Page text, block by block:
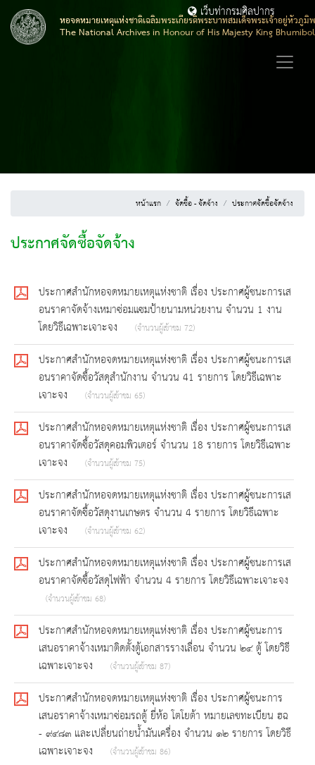
หอจดหมายเหตุแห่งชาติเฉลิมพระเกียรติพระบาทสมเด็จพระเจ้าอยู่หัวภูมิ
The National Archives in Honour of His Majesty King
เว็บท่ากรมศิลปากร
หน้าแรก จัดซื้อ - จัดจ้าง ประกาศจัดซื้อจัดจ้าง
ประกาศจัดซื้อจัดจ้าง
ประกาศสำนักหอจดหมายเหตุแห่งชาติ เรื่อง ประกาศผู้ชนะการเส
อนราคาจัดจ้างเหมาซ่อมแซมป้ายนามหน่วยงาน จำนวน 1 งาน
โดยวิธีเฉพาะเจาะจง
(จำนวนผู้เข้าชม 72)
ประกาศสำนักหอจดหมายเหตุแห่งชาติ เรื่อง ประกาศผู้ชนะการเส
อนราคาจัดซื้อวัสดุสำนักงาน จำนวน 41 รายการ โดยวิธีเฉพาะ
เจาะจง
(จำนวนผู้เข้าชม 65)
ประกาศสำนักหอจดหมายเหตุแห่งชาติ เรื่อง ประกาศผู้ชนะการเส
อนราคาจัดซื้อวัสดุคอมพิวเตอร์ จำนวน 18 รายการ โดยวิธีเฉพาะ
เจาะจง
(จำนวนผู้เข้าชม 75)
ประกาศสำนักหอจดหมายเหตุแห่งชาติ เรื่อง ประกาศผู้ชนะการเส
อนราคาจัดซื้อวัสดุงานเกษตร จำนวน 4 รายการ โดยวิธีเฉพาะ
เจาะจง
(จำนวนผู้เข้าชม 62)
ประกาศสำนักหอจดหมายเหตุแห่งชาติ เรื่อง ประกาศผู้ชนะการเส
อนราคาจัดซื้อวัสดุไฟฟ้า จำนวน 4 รายการ โดยวิธีเฉพาะเจาะจง
(จำนวนผู้เข้าชม 68)
ประกาศสำนักหอจดหมายเหตุแห่งชาติ เรื่อง ประกาศผู้ชนะการ
เสนอราคาจ้างเหมาติดตั้งตู้เอกสารรางเลื่อน จำนวน ๒๔ ตู้ โดยวิธี
เฉพาะเจาะจง
(จำนวนผู้เข้าชม 87)
ประกาศสำนักหอจดหมายเหตุแห่งชาติ เรื่อง ประกาศผู้ชนะการ
เสนอราคาจ้างเหมาซ่อมรถตู้ ยี่ห้อ โตโยต้า หมายเลขทะเบียน ฮฉ
- ๙๔๘๓ และเปลี่ยนถ่ายน้ำมันเครื่อง จำนวน ๑๒ รายการ โดยวิธี
เฉพาะเจาะจง
(จำนวนผู้เข้าชม 86)